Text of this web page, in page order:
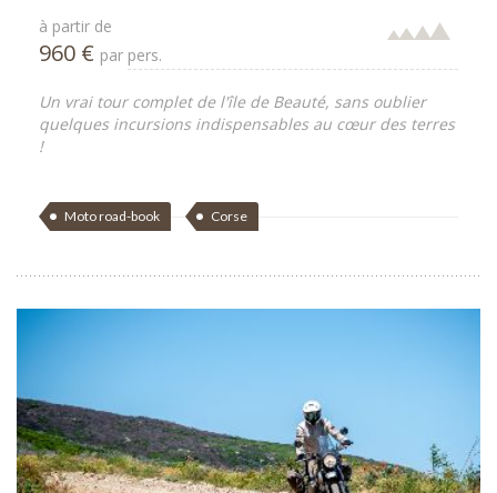
à partir de
960 € par pers.
Un vrai tour complet de l'île de Beauté, sans oublier
quelques incursions indispensables au cœur des terres
!
Moto road-book Corse